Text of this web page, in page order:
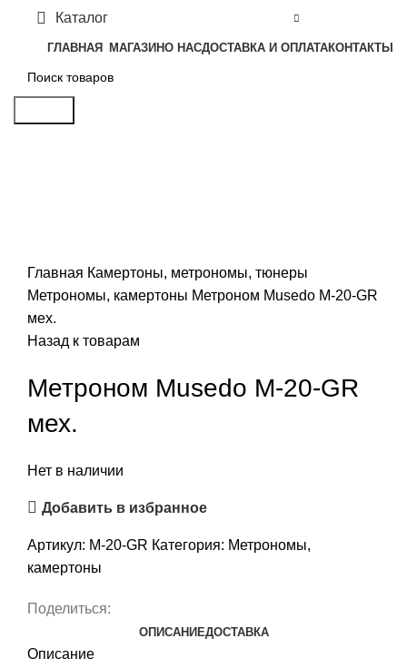
Каталог
ГЛАВНАЯ МАГАЗИНО НАСДОСТАВКА И ОПЛАТАКОНТАКТЫ
Главная Камертоны, метрономы, тюнеры
Метрономы, камертоны Метроном Musedo M-20-GR
мех.
Назад к товарам
Метроном Musedo M-20-GR
мех.
Нет в наличии
Добавить в избранное
Артикул: M-20-GR Категория: Метрономы,
камертоны
Поделиться:
ОПИСАНИЕДОСТАВКА
Описание